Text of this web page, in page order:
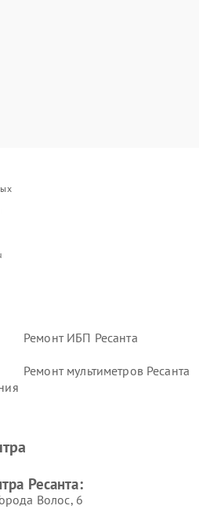
Ремонт ИБП Ресанта
Ремонт мультиметров Ресанта
Ресанта:
Волос, 6